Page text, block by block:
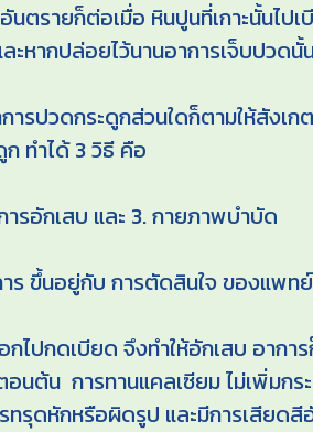
นตรายก็ต่อเมื่อ หินปูนที่เกาะนั้นไ
ะหากปล่อยไว้นานอาการเจ็บปวดนั้
วดกระดูกส่วนใดก็ตามให้สังเก
ก ทำได้ 3 วิธี คือ
ารอักเสบ และ 3. กายภาพบำบัด
ร ขึ้นอยู่กับ การตัดสินใจ ของแพท
กดเบียด จึงทำให้อักเสบ อาการก็
อนต้น การทานแคลเซียม ไม่เพิ่มก
รทรุดหักหรือผิดรูป และมีการเสียด